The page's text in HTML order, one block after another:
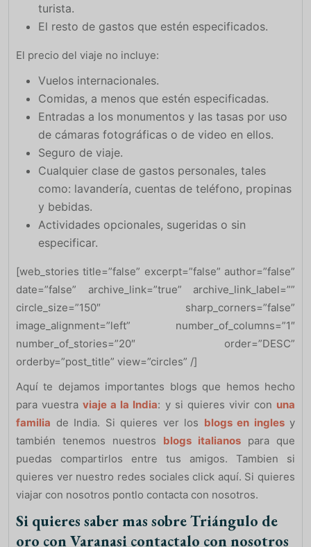
turista.
El resto de gastos que estén especificados.
El precio del viaje no incluye:
Vuelos internacionales.
Comidas, a menos que estén especificadas.
Entradas a los monumentos y las tasas por uso
de cámaras fotográficas o de video en ellos.
Seguro de viaje.
Cualquier clase de gastos personales, tales
como: lavandería, cuentas de teléfono, propinas
y bebidas.
Actividades opcionales, sugeridas o sin
especificar.
[web_stories title=”false” excerpt=”false” author=”false”
date=”false” archive_link=”true” archive_link_label=””
circle_size=”150″ sharp_corners=”false”
image_alignment=”left” number_of_columns=”1″
number_of_stories=”20″ order=”DESC”
orderby=”post_title” view=”circles” /]
Aquí te dejamos importantes blogs que hemos hecho
para vuestraviaje a la India: y si quieres vivir con una
familia de India. Si quieres ver los blogs en inglesy
también tenemos nuestros blogs italianos para que
puedas compartirlos entre tus amigos. Tambien si
quieres ver nuestro redes sociales click aquí. Si quieres
viajar con nosotros pontlo contacta con nosotros.
Si quieres saber mas sobre Triángulo de
oro con Varanasi contactalo con nosotros